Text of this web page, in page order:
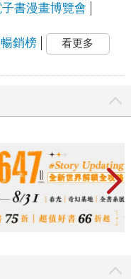
書漫畫博覽會
銷榜 看更多